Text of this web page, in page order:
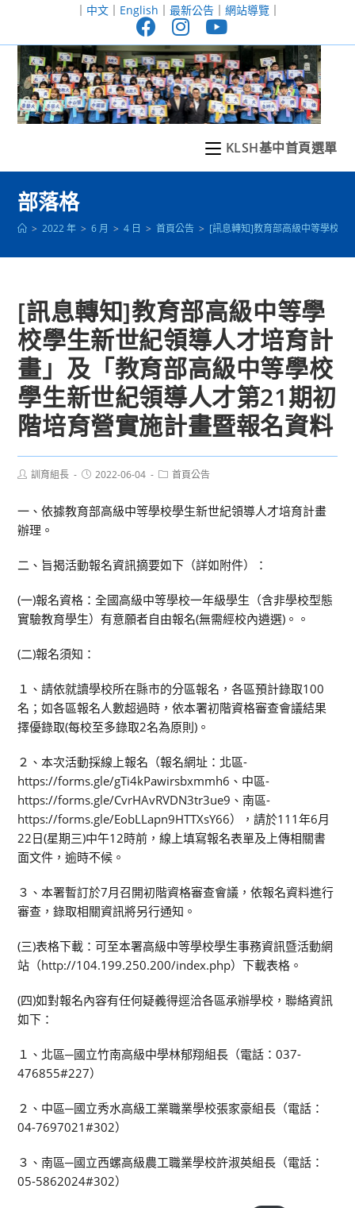
至
｜ 中文｜ English ｜ 最新公告｜ 網站導覽｜
KLSH基中首頁選單
部落格
> 2022 年 > 6 月 > 4 日 > 首頁公告 > [訊息轉知]教育部高級中等學校學
[訊息轉知]教育部高級中等學
校學生新世紀領導人才培育計
畫」及「教育部高級中等學校
學生新世紀領導人才第21期初
階培育營實施計畫暨報名資料
Post訓育組長
Post2022-06-04
Post首頁公告
一、依據教育部高級中等學校學生新世紀領導人才培育計畫
辦理。
二、旨揭活動報名資訊摘要如下（詳如附件）：
(一)報名資格：全國高級中等學校一年級學生（含非學校型態
實驗教育學生）有意願者自由報名(無需經校內遴選)。。
(二)報名須知：
１、請依就讀學校所在縣市的分區報名，各區預計錄取100
名；如各區報名人數超過時，依本署初階資格審查會議結果
擇優錄取(每校至多錄取2名為原則)。
２、本次活動採線上報名（報名網址：北區-
https://forms.gle/gTi4kPawirsbxmmh6、中區-
https://forms.gle/CvrHAvRVDN3tr3ue9、南區-
https://forms.gle/EobLLapn9HTTXsY66），請於111年6月
22日(星期三)中午12時前，線上填寫報名表單及上傳相關書
面文件，逾時不候。
３、本署暫訂於7月召開初階資格審查會議，依報名資料進行
審查，錄取相關資訊將另行通知。
(三)表格下載：可至本署高級中等學校學生事務資訊暨活動網
站（http://104.199.250.200/index.php）下載表格。
(四)如對報名內容有任何疑義得逕洽各區承辦學校，聯絡資訊
如下：
１、北區─國立竹南高級中學林郁翔組長（電話：037-
476855#227）
２、中區─國立秀水高級工業職業學校張家豪組長（電話：
04-7697021#302）
３、南區─國立西螺高級農工職業學校許淑英組長（電話：
05-5862024#302）